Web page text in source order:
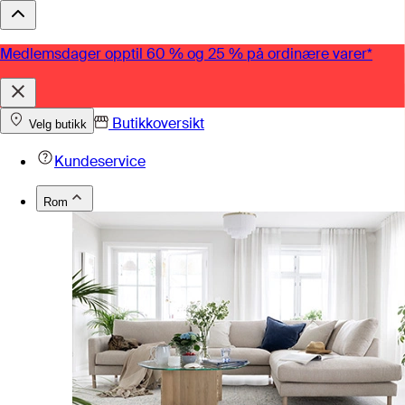
Medlemsdager opptil 60 % og 25 % på ordinære varer*
Velg butikk
Butikkoversikt
Kundeservice
Rom